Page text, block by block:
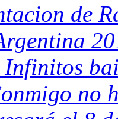
de
Infinitos
no